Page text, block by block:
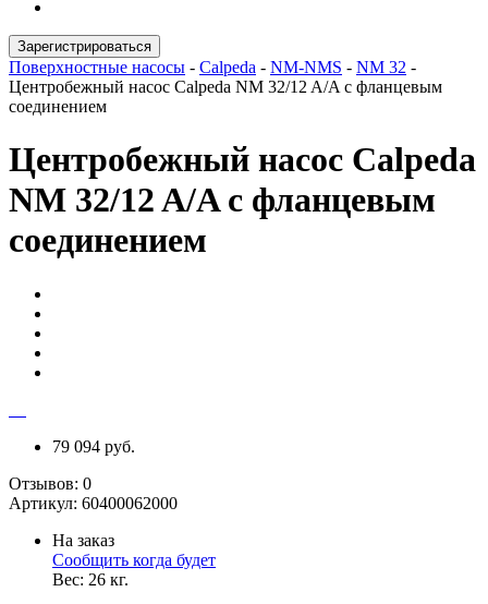
Зарегистрироваться
Поверхностные насосы - Calpeda - NM-NMS - NM 32 -
Центробежный насос Calpeda NM 32/12 A/A с фланцевым
соединением
Центробежный насос Calpeda
NM 32/12 A/A с фланцевым
соединением
79 094 руб.
Отзывов: 0
Артикул: 60400062000
На заказ
Сообщить когда будет
Вес: 26 кг.